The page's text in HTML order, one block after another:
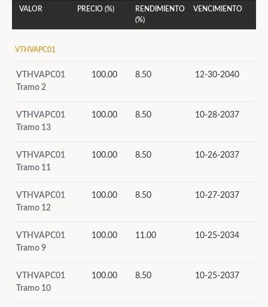
VALOR PRECIO (%)
RENDIMIENTO
(%)
VENCIMIENTO
VTHVAPC01
VTHVAPC01
Tramo 2
100.00 8.50 12-30-2040
VTHVAPC01
Tramo 13
100.00 8.50 10-28-2037
VTHVAPC01
Tramo 11
100.00 8.50 10-26-2037
VTHVAPC01
Tramo 12
100.00 8.50 10-27-2037
VTHVAPC01
Tramo 9
100.00 11.00 10-25-2034
VTHVAPC01
Tramo 10
100.00 8.50 10-25-2037